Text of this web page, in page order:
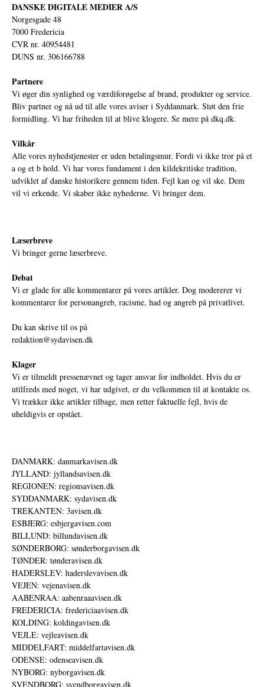
DANSKE DIGITALE MEDIER A/S
Norgesgade 48
7000 Fredericia
CVR nr. 40954481
DUNS nr. 306166788
Partnere
Vi øger din synlighed og værdiforøgelse af brand, produkter og service.
Bliv partner og nå ud til alle vores aviser i Syddanmark. Støt den frie
formidling. Vi har friheden til at blive klogere. Se mere på dkq.dk.
Vilkår
Alle vores nyhedstjenester er uden betalingsmur. Fordi vi ikke tror på et
a og et b hold. Vi har vores fundament i den kildekritiske tradition,
udviklet af danske historikere gennem tiden. Fejl kan og vil ske. Dem
vil vi erkende. Vi skaber ikke nyhederne. Vi bringer dem.
Læserbreve
Vi bringer gerne læserbreve.
Debat
Vi er glade for alle kommentarer på vores artikler. Dog modererer vi
kommentarer for personangreb, racisme, had og angreb på privatlivet.
Du kan skrive til os på
redaktion@sydavisen.dk
Klager
Vi er tilmeldt pressenævnet og tager ansvar for indholdet. Hvis du er
utilfreds med noget, vi har udgivet, er du velkommen til at kontakte os.
Vi trækker ikke artikler tilbage, men retter faktuelle fejl, hvis de
uheldigvis er opstået.
DANMARK: danmarkavisen.dk
JYLLAND: jyllandsavisen.dk
REGIONEN: regionsavisen.dk
SYDDANMARK: sydavisen.dk
TREKANTEN: 3avisen.dk
ESBJERG: esbjergavisen.com
BILLUND: billundavisen.dk
SØNDERBORG: sønderborgavisen.dk
TØNDER: tønderavisen.dk
HADERSLEV: haderslevavisen.dk
VEJEN: vejenavisen.dk
AABENRAA: aabenraaavisen.dk
FREDERICIA: fredericiaavisen.dk
KOLDING: koldingavisen.dk
VEJLE: vejleavisen.dk
MIDDELFART: middelfartavisen.dk
ODENSE: odenseavisen.dk
NYBORG: nyborgavisen.dk
SVENDBORG: svendborgavisen.dk